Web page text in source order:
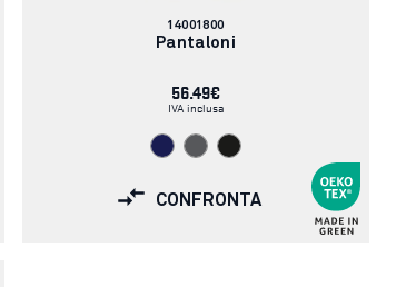
Codice
articolo:
14001800
Pantaloni
56.49€
IVA inclusa
CONFRONTA